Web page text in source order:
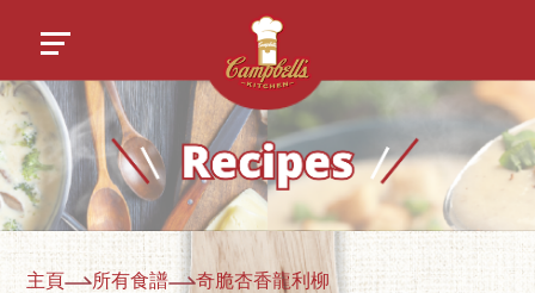
主頁 所有食譜 奇脆杏香龍利柳